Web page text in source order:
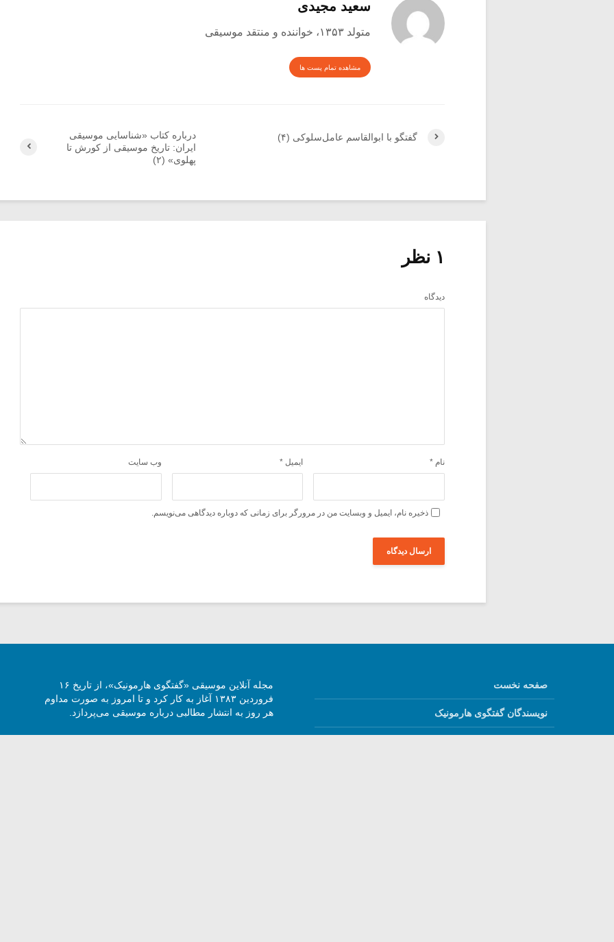
سعید مجیدی
متولد ۱۳۵۳، خواننده و منتقد موسیقی
مشاهده تمام پست ها
درباره کتاب «شناسایی موسیقی
ایران: تاریخ موسیقی از کورش تا
پهلوی» (۲)
گفتگو با ابوالقاسم عامل‌سلوکی (۴)
۱ نظر
دیدگاه
نام * ایمیل * وب‌ سایت
ذخیره نام، ایمیل و وبسایت من در مرورگر برای زمانی که دوباره دیدگاهی می‌نویسم.
صفحه نخست
نویسندگان گفتگوی هارمونیک
مجله آنلاین موسیقی «گفتگوی هارمونیک»، از تاریخ ۱۶
فروردین ۱۳۸۳ آغاز به کار کرد و تا امروز به صورت مداوم
هر روز به انتشار مطالبی درباره موسیقی می‌پردازد.